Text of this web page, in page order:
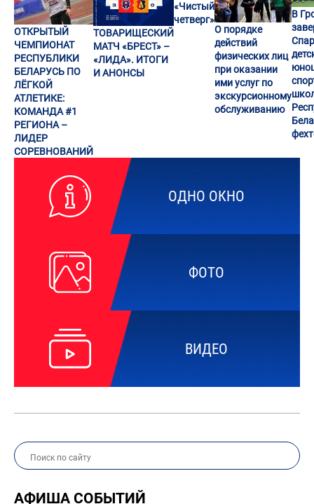
ОДНО ОКНО
ФОТО
ВИДЕО
АФИША СОБЫТИЙ
ОТКРЫТЫЙ
ЧЕМПИОНАТ
РЕСПУБЛИКИ
БЕЛАРУСЬ ПО
ЛЁГКОЙ
АТЛЕТИКЕ:
КОМАНДА #1
РЕГИОНА –
ЛИДЕР
СОРЕВНОВАНИЙ
ТОВАРИЩЕСКИЙ
МАТЧ «БРЕСТ» –
«ЛИДА». ИТОГИ
И АНОНСЫ
«Чистый
четверг»
О порядке
действий
физических лиц
при оказании
ими услуг по
экскурсионному
обслуживанию
В